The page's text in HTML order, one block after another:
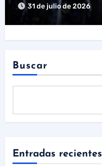
31 de julio de 2026
Buscar
Entradas recientes